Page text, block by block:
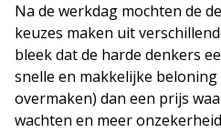
Na de werkdag mochten de
keuzes maken uit
bleek dat de harde denkers
snelle en makkelijke beloning
overmaken) dan een prijs
wachten en meer